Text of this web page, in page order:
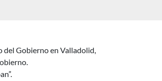
del Gobierno en Valladolid,